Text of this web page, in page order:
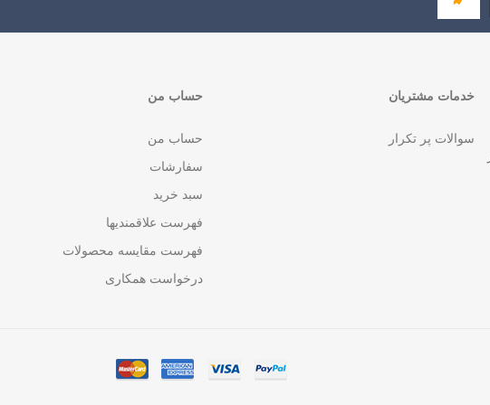
خدمات مشتریان
سوالات پر تکرار
حساب من
حساب من
سفارشات
سبد خرید
فهرست علاقمندیها
فهرست مقایسه محصولات
درخواست همکاری